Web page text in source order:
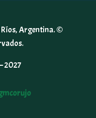
Argentina. ©
2027